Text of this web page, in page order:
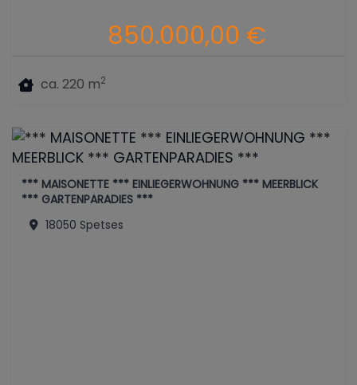
ca. 220 m2
850.000,00 €
*** MAISONETTE *** EINLIEGERWOHNUNG *** MEERBLICK
*** GARTENPARADIES ***
18050 Spetses